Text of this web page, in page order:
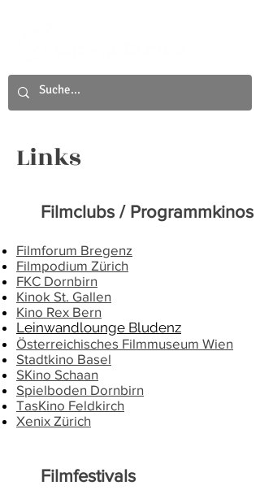
Links
Filmclubs / Programmkinos
Filmforum Bregenz
Filmpodium Zürich
FKC Dornbirn
Kinok St. Gallen
Kino Rex Bern
Leinwandlounge Bludenz
Österreichisches Filmmuseum Wien
Stadtkino Basel
SKino Schaan
Spielboden Dornbirn
TasKino Feldkirch
Xenix Zürich
​ Filmfestivals